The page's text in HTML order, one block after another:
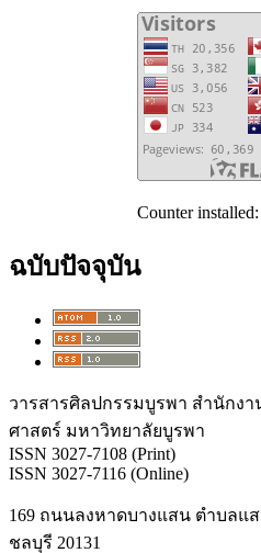
Counter
ฉบับปัจจุบัน
วารสารศิลปกรรมบูรพา สำนัก
ศาสตร์ มหาวิทยาลัยบูรพา
ISSN 3027-7108 (Print)
ISSN 3027-7116 (Online)
169 ถนนลงหาดบางแสน ตำบลแ
ชลบุรี 20131